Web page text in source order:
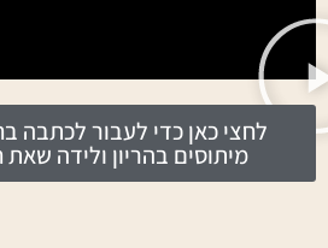
לחצי כאן כדי לעבור לכתבה
מיתוסים בהריון ולידה שאת